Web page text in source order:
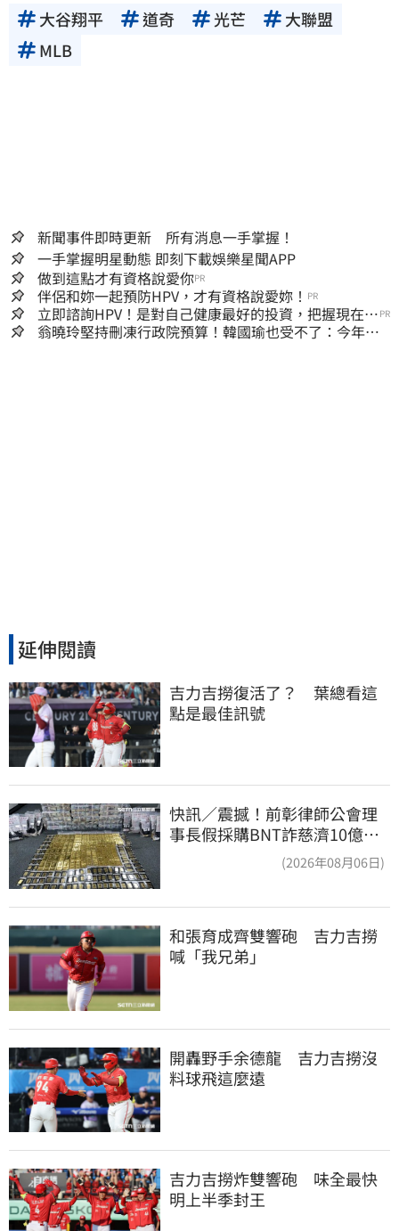
大谷翔平 道奇 光芒
大聯盟
MLB
新聞事件即時更新 所有消息一手掌握！
一手掌握明星動態 即刻下載娛樂星聞APP
做到這點才有資格說愛你PR
伴侶和妳一起預防HPV，才有資格說愛妳！ PR
立即諮詢HPV！是對自己健康最好的投資，把握現在不
嫌晚！
PR
翁曉玲堅持刪凍行政院預算！韓國瑜也受不了：今年剩4
延伸閱讀
吉力吉撈復活了？　葉總看這
點是最佳訊號
快訊／震撼！前彰律師公會理
事長假採購BNT詐慈濟10億、
洗錢囤232kg黃金(2026年08月06日)
和張育成齊雙響砲　吉力吉撈
喊「我兄弟」
開轟野手余德龍　吉力吉撈沒
料球飛這麼遠
吉力吉撈炸雙響砲　味全最快
明上半季封王